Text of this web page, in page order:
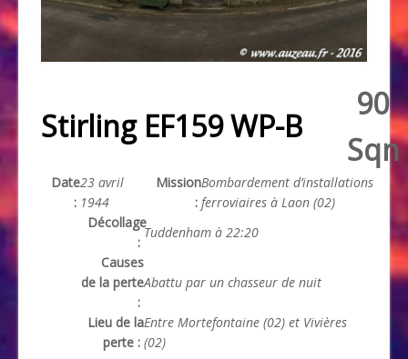
Stirling EF159 WP-B
90
Sqn
Date
:
23 avril
1944
Mission
:
Bombardement d’installations
ferroviaires à Laon (02)
Décollage
:
Tuddenham à 22:20
Causes
de la perte
:
Abattu par un chasseur de nuit
Lieu de la
perte :
Entre Mortefontaine (02) et Vivières
(02)